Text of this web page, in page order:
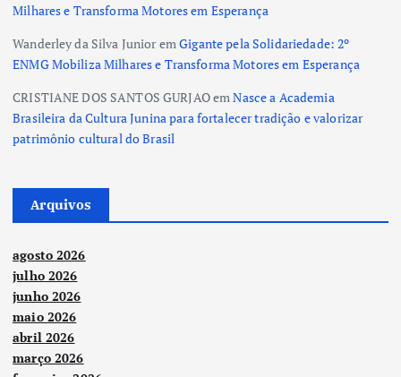
Milhares e Transforma Motores em Esperança
Wanderley da Silva JunioremGigante pela Solidariedade: 2º
ENMG Mobiliza Milhares e Transforma Motores em Esperança
CRISTIANE DOS SANTOS GURJAOemNasce a Academia
Brasileira da Cultura Junina para fortalecer tradição e valorizar
patrimônio cultural do Brasil
Arquivos
agosto 2026
julho 2026
junho 2026
maio 2026
abril 2026
março 2026